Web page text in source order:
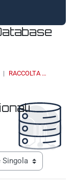
RACCOLTA NORMATIVE REGIONALI
modalità